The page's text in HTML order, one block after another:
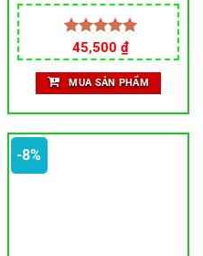
Vario Vision Lead
Được xếp
hạng5.00
5 sao
Giá
gốc
là:
70,000 ₫.
45,500 ₫Giá
hiện
tại
là:
45,500 ₫.
MUA SẢN PHẨM
-8%